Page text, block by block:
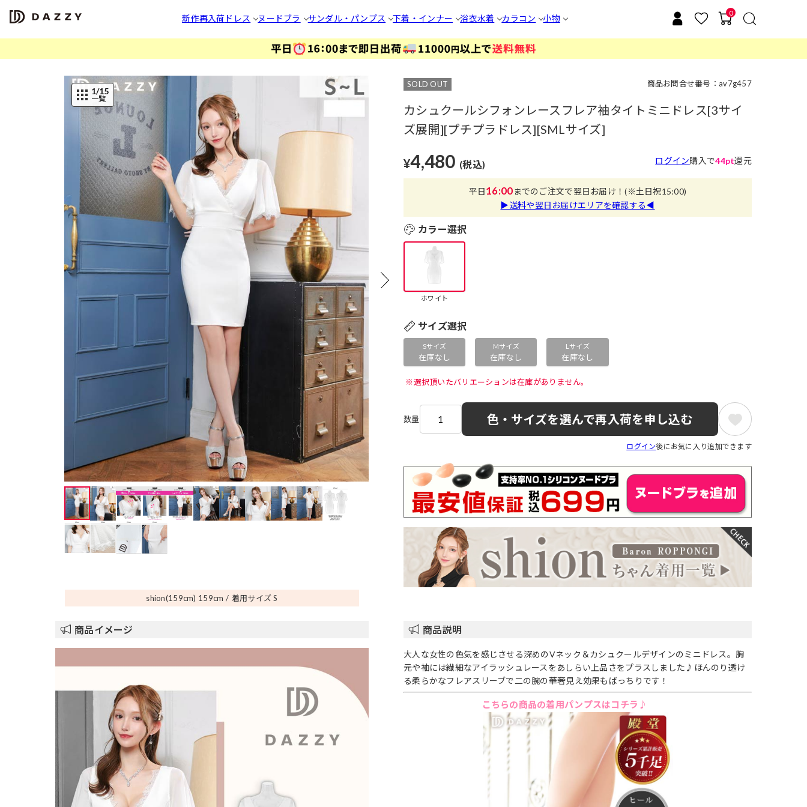
新作再入荷 ドレス ヌードブラ サンダル・パンプス 下着・インナー 浴衣水着 カラコン 小物
0
1/15
一覧
shion(159cm) 159cm 着用サイズ S
SOLD OUT 商品お問合せ番号：av7g457
カシュクールシフォンレースフレア袖タイトミニドレス[3サイ
ズ展開][プチプラドレス][SMLサイズ]
¥4,480 (税込) ログイン購入で44pt還元
平日16:00までのご注文で翌日お届け！(※土日祝15:00)
▶送料や翌日お届けエリアを確認する◀
カラー選択
ホワイト
サイズ選択
Sサイズ
在庫なし
Mサイズ
在庫なし
Lサイズ
在庫なし
※選択頂いたバリエーションは在庫がありません。
数量 色・サイズを選んで再入荷を申し込む
ログイン後にお気に入り追加できます
商品イメージ 商品説明
大人な女性の色気を感じさせる深めのVネック＆カシュクールデザインのミニドレス。胸
元や袖には繊細なアイラッシュレースをあしらい上品さをプラスしました♪ほんのり透け
る柔らかなフレアスリーブで二の腕の華奢見え効果もばっちりです！
こちらの商品の着用パンプスはコチラ♪